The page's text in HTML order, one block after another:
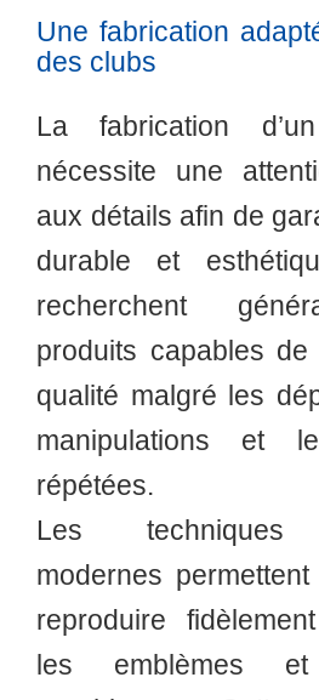
Une fabrication
des clubs
La fabrication
nécessite une
aux détails afin de
durable et
recherchent
produits capables
qualité malgré les
manipulations et
répétées.
Les techniques
modernes permettent
reproduire
les emblèmes